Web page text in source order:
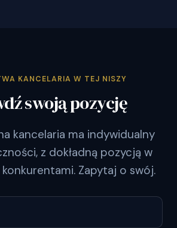
KANCELARIA W TEJ NISZY
swoją pozycję
kancelaria ma indywidualny
z dokładną pozycją w
konkurentami. Zapytaj o swój.